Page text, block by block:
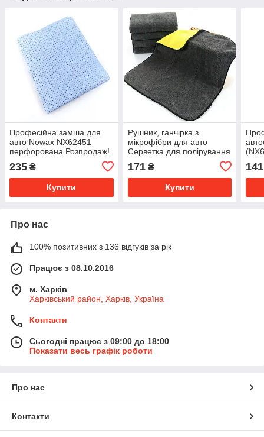
Професійна замша для
авто Nowax NX62451
перфорована Розпродаж!
235 ₴
Купити
Рушник, ганчірка з
мікрофібри для авто
Серветка для полірування
171₴
Купити
141
Про нас
100% позитивних з 136 відгуків за рік
Працює з 08.10.2016
м. Харків
Харківський район, Харків, Україна
Контакти
Сьогодні працює з 09:00 до 18:00
Показати весь графік роботи
Про нас
Контакти